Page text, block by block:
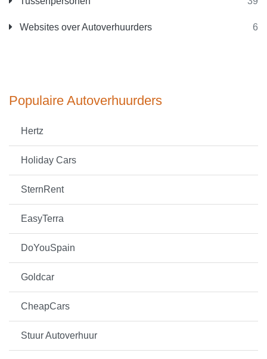
Websites over Autoverhuurders 6
Populaire Autoverhuurders
Hertz
Holiday Cars
SternRent
EasyTerra
DoYouSpain
Goldcar
CheapCars
Stuur Autoverhuur